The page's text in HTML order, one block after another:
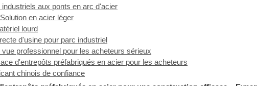
aux ponts en arc d'acier
en acier léger
lourd
d'usine pour parc industriel
professionnel pour les acheteurs sérieux
d'entrepôts préfabriqués en acier pour les acheteurs
chinois de confiance